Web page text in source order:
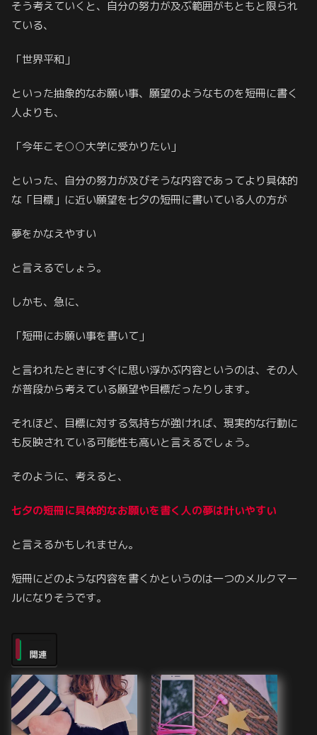
そう考えていくと、自分の努力が及ぶ範囲がもともと限られ
ている、
「世界平和」
といった抽象的なお願い事、願望のようなものを短冊に書く
人よりも、
「今年こそ○○大学に受かりたい」
といった、自分の努力が及びそうな内容であってより具体的
な「目標」に近い願望を七夕の短冊に書いている人の方が
夢をかなえやすい
と言えるでしょう。
しかも、急に、
「短冊にお願い事を書いて」
と言われたときにすぐに思い浮かぶ内容というのは、その人
が普段から考えている願望や目標だったりします。
それほど、目標に対する気持ちが強ければ、現実的な行動に
も反映されている可能性も高いと言えるでしょう。
そのように、考えると、
七夕の短冊に具体的なお願いを書く人の夢は叶いやすい
と言えるかもしれません。
短冊にどのような内容を書くかというのは一つのメルクマー
ルになりそうです。
関連